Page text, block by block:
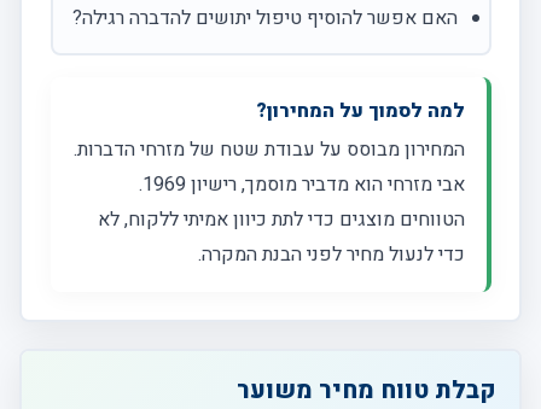
האם אפשר להוסיף טיפול יתושים להדברה רגילה?
למה לסמוך על המחירון?
המחירון מבוסס על עבודת שטח של מזרחי הדברות.
אבי מזרחי הוא מדביר מוסמך, רישיון 1969.
הטווחים מוצגים כדי לתת כיוון אמיתי ללקוח, לא
כדי לנעול מחיר לפני הבנת המקרה.
קבלת טווח מחיר משוער